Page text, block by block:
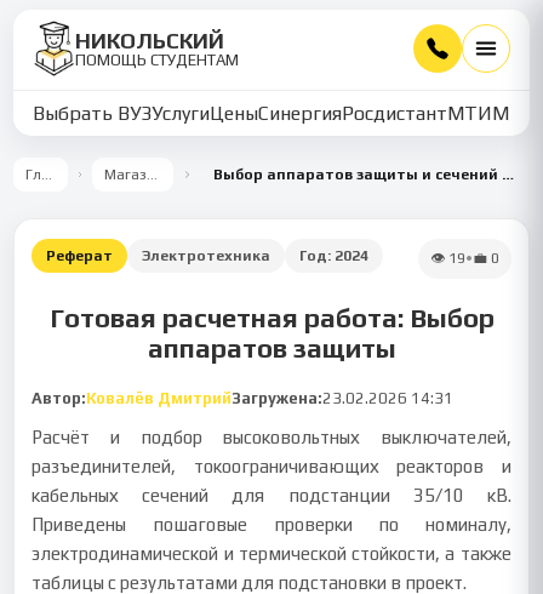
НИКОЛЬСКИЙ
ПОМОЩЬ СТУДЕНТАМ
Выбрать ВУЗУслугиЦеныСинергияРосдистантМТИММУ
Главная Магазин работ Выбор аппаратов защиты и сечений силовых линий для подстанции 35/10 кВ
Реферат Электротехника Год: 2024 👁 19•💼 0
Готовая расчетная работа: Выбор
аппаратов защиты
Автор:Ковалёв ДмитрийЗагружена:23.02.2026 14:31
Расчёт и подбор высоковольтных выключателей,
разъединителей, токоограничивающих реакторов и
кабельных сечений для подстанции 35/10 кВ.
Приведены пошаговые проверки по номиналу,
электродинамической и термической стойкости, а также
таблицы с результатами для подстановки в проект.